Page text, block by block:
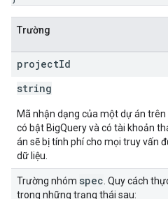
Trường
projectId
string
Mã nhận dạng của một dự án
có bật BigQuery và có tài khoản
án sẽ bị tính phí cho mọi truy vấn
dữ liệu.
Trường nhóm spec . Quy cách
trong những trạng thái sau: